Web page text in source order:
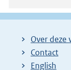
Over deze
Contact
English